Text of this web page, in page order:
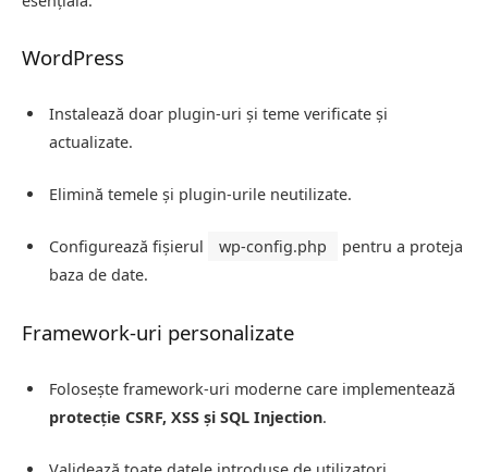
WordPress
Instalează doar plugin-uri și teme verificate și
actualizate.
Elimină temele și plugin-urile neutilizate.
Configurează fișierul wp-config.php
pentru a proteja
baza de date.
Framework-uri personalizate
Folosește framework-uri moderne care implementează
protecție CSRF, XSS și SQL Injection.